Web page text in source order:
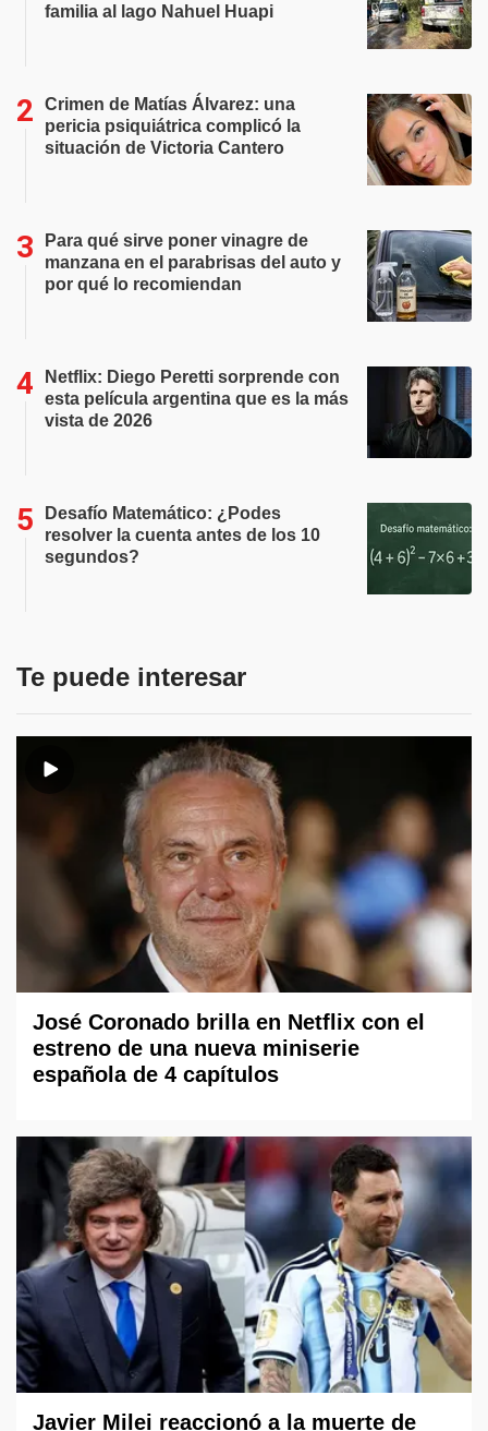
familia al lago Nahuel Huapi
Crimen de Matías Álvarez: una
pericia psiquiátrica complicó la
situación de Victoria Cantero
Para qué sirve poner vinagre de
manzana en el parabrisas del auto y
por qué lo recomiendan
Netflix: Diego Peretti sorprende con
esta película argentina que es la más
vista de 2026
Desafío Matemático: ¿Podes
resolver la cuenta antes de los 10
segundos?
Te puede interesar
José Coronado brilla en Netflix con el
estreno de una nueva miniserie
española de 4 capítulos
Javier Milei reaccionó a la muerte de